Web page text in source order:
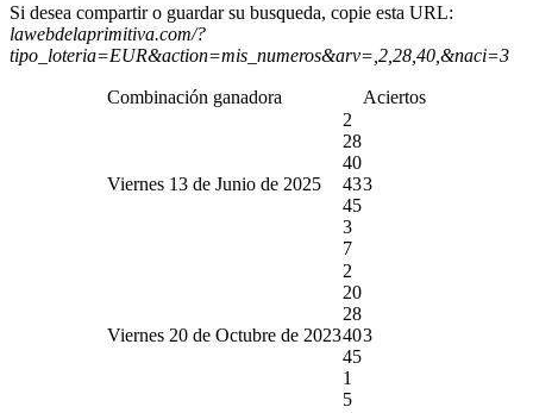
Si desea compartir o guardar su busqueda, copie esta URL:
lawebdelaprimitiva.com/?
tipo_loteria=EUR&action=mis_numeros&arv=,2,28,40,&naci=3
Combinación ganadora Aciertos
Viernes 13 de Junio de 2025
2
28
40
43
45
3
7
3
Viernes 20 de Octubre de 2023
2
20
28
40
45
1
5
3